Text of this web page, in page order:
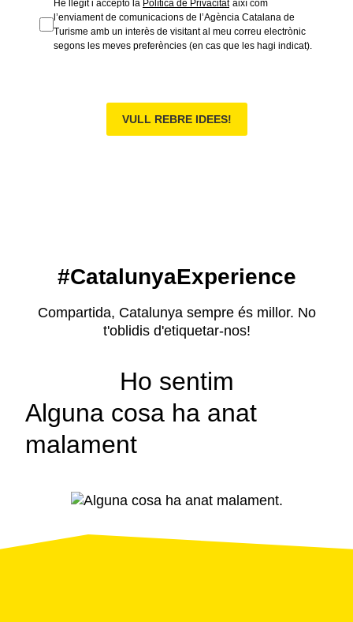
He llegit i accepto la Política de Privacitat així com
l’enviament de comunicacions de l’Agència Catalana de
Turisme amb un interès de visitant al meu correu electrònic
segons les meves preferències (en cas que les hagi indicat).
VULL REBRE IDEES!
#CatalunyaExperience
Compartida, Catalunya sempre és millor. No
t'oblidis d'etiquetar-nos!
Ho sentim
Alguna cosa ha anat
malament